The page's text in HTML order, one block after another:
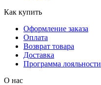
Как купить
Оформление заказа
Оплата
Возврат товара
Доставка
Программа лояльности
О нас